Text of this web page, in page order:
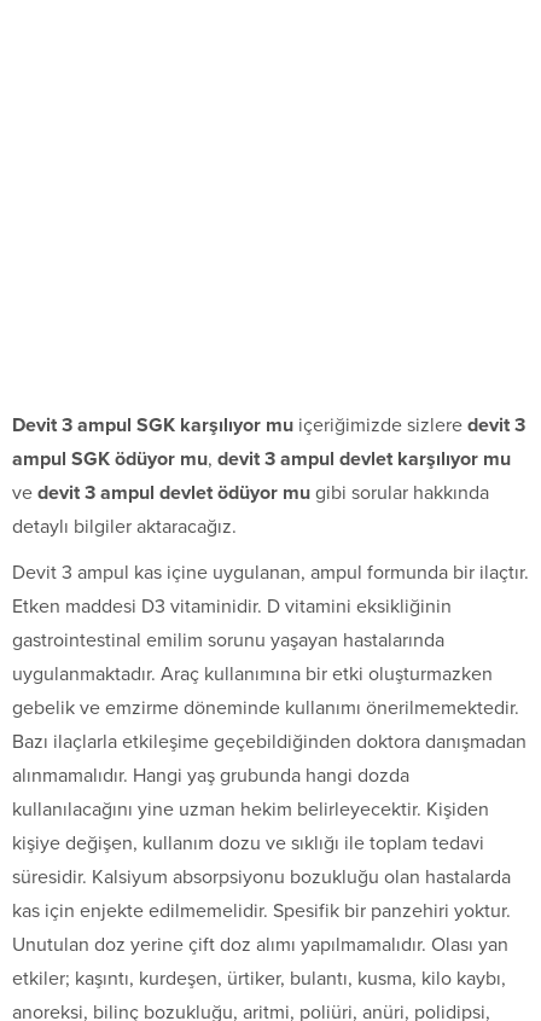
Devit 3 ampul SGK karşılıyor mu içeriğimizde sizlere devit 3
ampul SGK ödüyor mu, devit 3 ampul devlet karşılıyor mu
ve devit 3 ampul devlet ödüyor mu gibi sorular hakkında
detaylı bilgiler aktaracağız.
Devit 3 ampul kas içine uygulanan, ampul formunda bir ilaçtır.
Etken maddesi D3 vitaminidir. D vitamini eksikliğinin
gastrointestinal emilim sorunu yaşayan hastalarında
uygulanmaktadır. Araç kullanımına bir etki oluşturmazken
gebelik ve emzirme döneminde kullanımı önerilmemektedir.
Bazı ilaçlarla etkileşime geçebildiğinden doktora danışmadan
alınmamalıdır. Hangi yaş grubunda hangi dozda
kullanılacağını yine uzman hekim belirleyecektir. Kişiden
kişiye değişen, kullanım dozu ve sıklığı ile toplam tedavi
süresidir. Kalsiyum absorpsiyonu bozukluğu olan hastalarda
kas için enjekte edilmemelidir. Spesifik bir panzehiri yoktur.
Unutulan doz yerine çift doz alımı yapılmamalıdır. Olası yan
etkiler; kaşıntı, kurdeşen, ürtiker, bulantı, kusma, kilo kaybı,
anoreksi, bilinç bozukluğu, aritmi, poliüri, anüri, polidipsi,